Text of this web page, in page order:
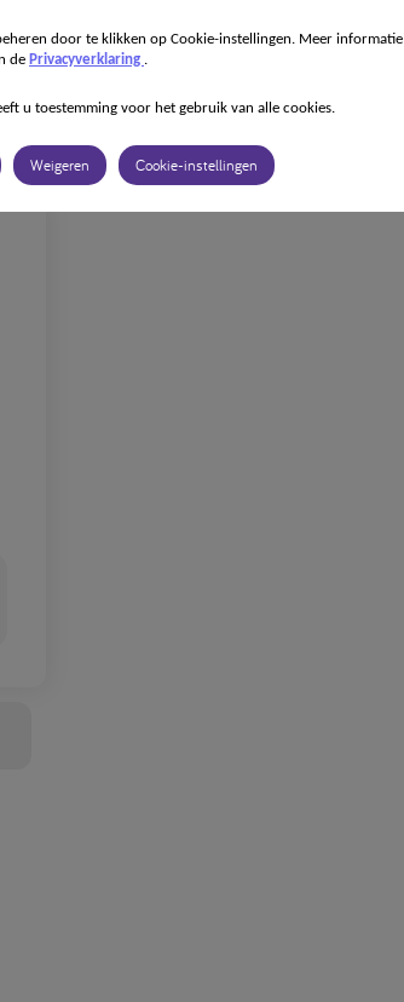
door te klikken op Cookie-instellingen. Meer informatie
de Privacyverklaring .
u toestemming voor het gebruik van alle cookies.
Weigeren Cookie-instellingen